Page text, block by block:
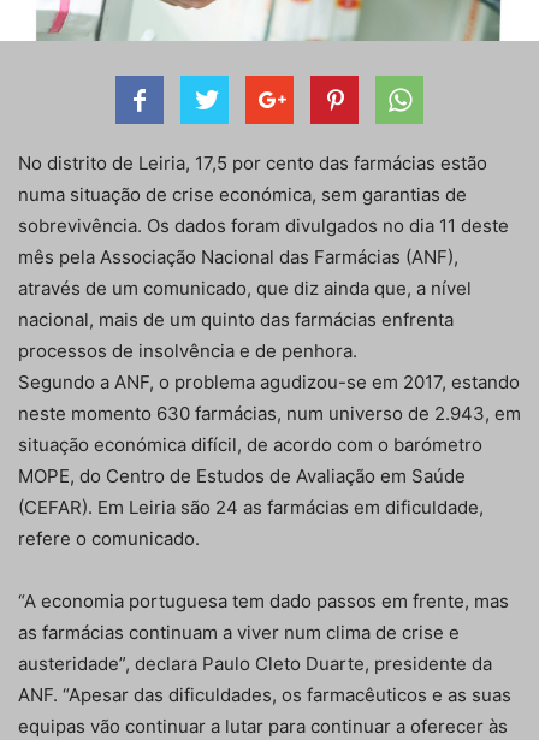
No distrito de Leiria, 17,5 por cento das farmácias estão
numa situação de crise económica, sem garantias de
sobrevivência. Os dados foram divulgados no dia 11 deste
mês pela Associação Nacional das Farmácias (ANF),
através de um comunicado, que diz ainda que, a nível
nacional, mais de um quinto das farmácias enfrenta
processos de insolvência e de penhora.
Segundo a ANF, o problema agudizou-se em 2017, estando
neste momento 630 farmácias, num universo de 2.943, em
situação económica difícil, de acordo com o barómetro
MOPE, do Centro de Estudos de Avaliação em Saúde
(CEFAR). Em Leiria são 24 as farmácias em dificuldade,
refere o comunicado.
“A economia portuguesa tem dado passos em frente, mas
as farmácias continuam a viver num clima de crise e
austeridade”, declara Paulo Cleto Duarte, presidente da
ANF. “Apesar das dificuldades, os farmacêuticos e as suas
equipas vão continuar a lutar para continuar a oferecer às